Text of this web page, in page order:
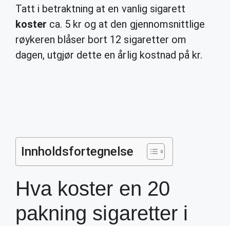
Tatt i betraktning at en vanlig sigarett
koster ca. 5 kr og at den gjennomsnittlige
røykeren blåser bort 12 sigaretter om
dagen, utgjør dette en årlig kostnad på kr.
Innholdsfortegnelse
Hva koster en 20
pakning sigaretter i